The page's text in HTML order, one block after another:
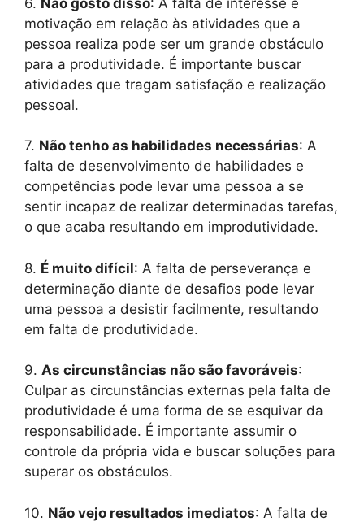
motivação em relação às atividades que a
pessoa realiza pode ser um grande obstáculo
para a produtividade. É importante buscar
atividades que tragam satisfação e realização
pessoal.
7. Não tenho as habilidades necessárias: A
falta de desenvolvimento de habilidades e
competências pode levar uma pessoa a se
sentir incapaz de realizar determinadas tarefas,
o que acaba resultando em improdutividade.
8. É muito difícil: A falta de perseverança e
determinação diante de desafios pode levar
uma pessoa a desistir facilmente, resultando
em falta de produtividade.
9. As circunstâncias não são favoráveis:
Culpar as circunstâncias externas pela falta de
produtividade é uma forma de se esquivar da
responsabilidade. É importante assumir o
controle da própria vida e buscar soluções para
superar os obstáculos.
10. Não vejo resultados imediatos: A falta de